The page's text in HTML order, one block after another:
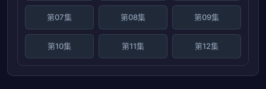
第07集 第08集 第09集
第10集 第11集 第12集